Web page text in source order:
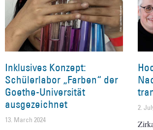
Inklusives Konzept:
Schülerlabor „Farben“ der
Goethe-Universität
ausgezeichnet
13. March 2024
2.